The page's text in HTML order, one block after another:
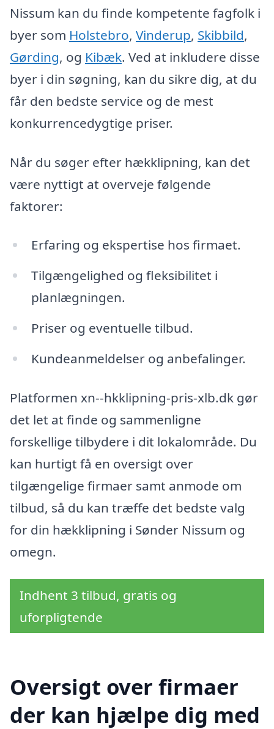
Nissum kan du finde kompetente fagfolk i
byer som Holstebro, Vinderup, Skibbild,
Gørding, og Kibæk. Ved at inkludere disse
byer i din søgning, kan du sikre dig, at du
får den bedste service og de mest
konkurrencedygtige priser.
Når du søger efter hækklipning, kan det
være nyttigt at overveje følgende
faktorer:
Erfaring og ekspertise hos firmaet.
Tilgængelighed og fleksibilitet i
planlægningen.
Priser og eventuelle tilbud.
Kundeanmeldelser og anbefalinger.
Platformen xn--hkklipning-pris-xlb.dk gør
det let at finde og sammenligne
forskellige tilbydere i dit lokalområde. Du
kan hurtigt få en oversigt over
tilgængelige firmaer samt anmode om
tilbud, så du kan træffe det bedste valg
for din hækklipning i Sønder Nissum og
omegn.
Indhent 3 tilbud, gratis og
uforpligtende
Oversigt over firmaer
der kan hjælpe dig med